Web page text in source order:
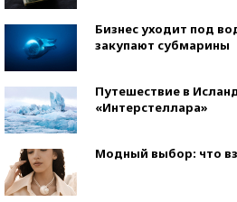
Бизнес уходит под
закупают субмарины
Путешествие в
«Интерстеллара»
Модный выбор: что